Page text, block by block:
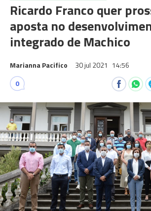
Ricardo Franco quer
aposta no
integrado de Machico
Marianna Pacifico 30 jul 2021 14:56
0